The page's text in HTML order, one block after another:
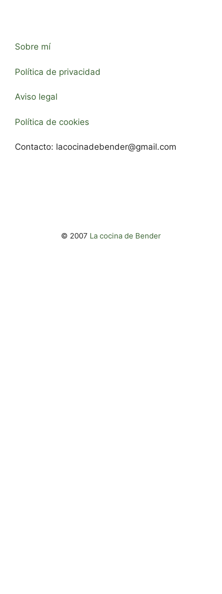
Sobre mí
Política de privacidad
Aviso legal
Política de cookies
Contacto: lacocinadebender@gmail.com
© 2007 La cocina de Bender